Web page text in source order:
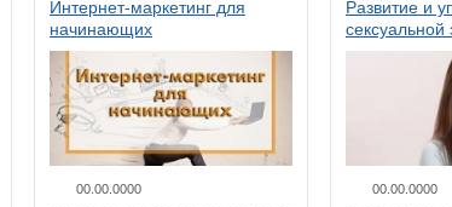
Интернет-маркетинг для
начинающих
00.00.0000
Развитие и
сексуальной
женщин
00.00.0000